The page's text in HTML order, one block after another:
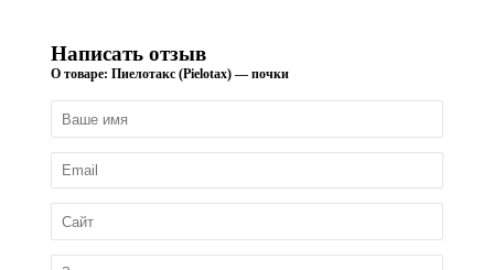
Написать отзыв
О товаре: Пиелотакс (Pielotax) — почки